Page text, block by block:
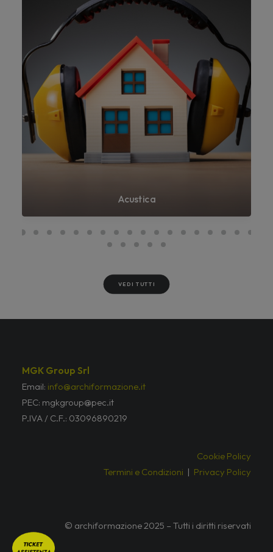
Acustica
VEDI TUTTI
MGK Group Srl
Email: info@archiformazione.it
PEC: mgkgroup@pec.it
P.IVA / C.F.: 03096890219
Cookie Policy
Termini e Condizioni | Privacy Policy
© archiformazione 2025 – Tutti i diritti riservati